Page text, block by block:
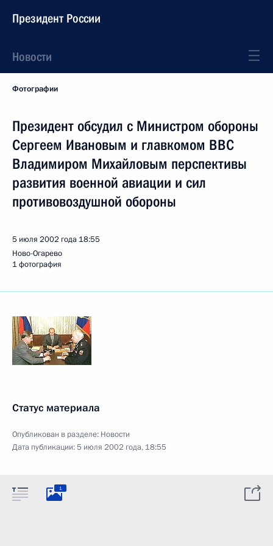
Президент России
Новости
Фотографии
Президент обсудил с Министром обороны
Сергеем Ивановым и главкомом ВВС
Владимиром Михайловым перспективы
развития военной авиации и сил
противовоздушной обороны
5 июля 2002 года 18:55
Ново-Огарево
1 фотография
Статус материала
Опубликован в разделе: Новости
Дата публикации:5 июля 2002 года, 18:55
1